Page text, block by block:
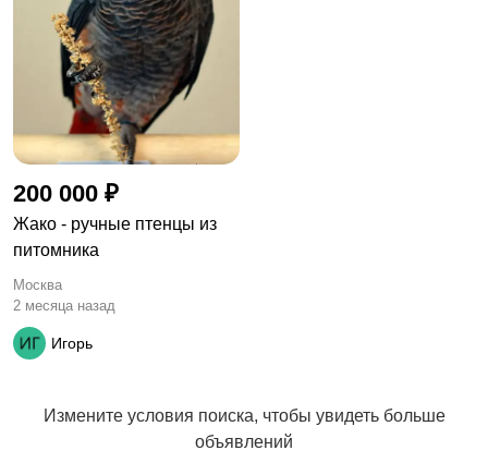
200 000 ₽
Жако - ручные птенцы из
питомника
Москва
2 месяца назад
Игорь
Измените условия поиска, чтобы увидеть больше
объявлений